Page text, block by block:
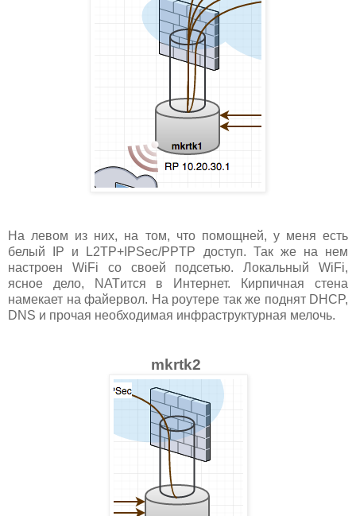
На левом из них, на том, что помощней, у меня есть
белый IP и L2TP+IPSec/PPTP доступ. Так же на нем
настроен WiFi со своей подсетью. Локальный WiFi,
ясное дело, NATится в Интернет. Кирпичная стена
намекает на файервол. На роутере так же поднят DHCP,
DNS и прочая необходимая инфраструктурная мелочь.
mkrtk2